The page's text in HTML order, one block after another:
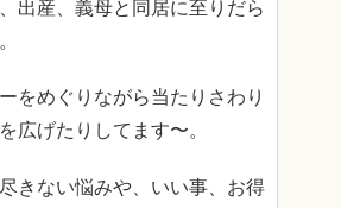
出産、義母と同居に至りだら
をめぐりながら当たりさわり
広げたりしてます〜。
きない悩みや、いい事、お得